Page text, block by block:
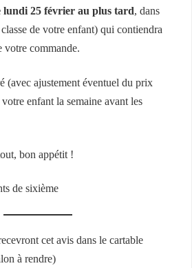
lundi 25 février au plus tard, dans
de votre enfant) qui contiendra
votre commande.
(avec ajustement éventuel du prix
enfant la semaine avant les
bon appétit !
de sixième
cet avis dans le cartable
à rendre)